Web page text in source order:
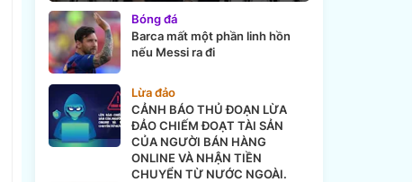
Bóng đá
Barca mất một phần linh hồn
nếu Messi ra đi
Lừa đảo
CẢNH BÁO THỦ ĐOẠN LỪA
ĐẢO CHIẾM ĐOẠT TÀI SẢN
CỦA NGƯỜI BÁN HÀNG
ONLINE VÀ NHẬN TIỀN
CHUYỂN TỪ NƯỚC NGOÀI.